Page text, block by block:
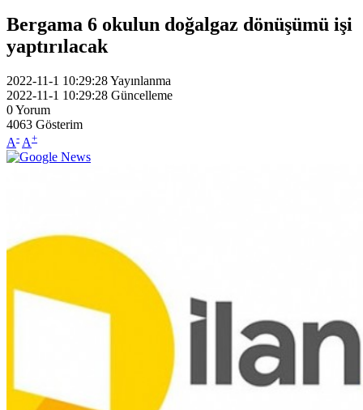
Bergama 6 okulun doğalgaz dönüşümü işi
yaptırılacak
2022-11-1 10:29:28Yayınlanma
2022-11-1 10:29:28 Güncelleme
0Yorum
4063 Gösterim
A- A+